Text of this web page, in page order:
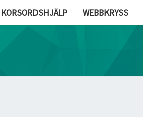
KORSORDSHJÄLP WEBBKRYSS